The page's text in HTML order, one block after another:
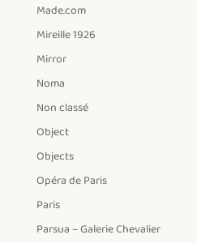
Made.com
Mireille 1926
Mirror
Noma
Non classé
Object
Objects
Opéra de Paris
Paris
Parsua – Galerie Chevalier